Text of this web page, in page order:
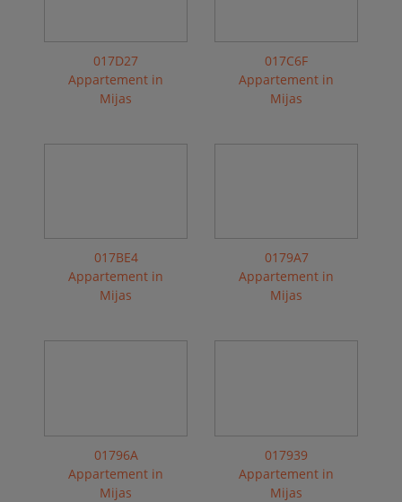
017D27
Appartement in
Mijas
017C6F
Appartement in
Mijas
017BE4
Appartement in
Mijas
0179A7
Appartement in
Mijas
01796A
Appartement in
Mijas
017939
Appartement in
Mijas